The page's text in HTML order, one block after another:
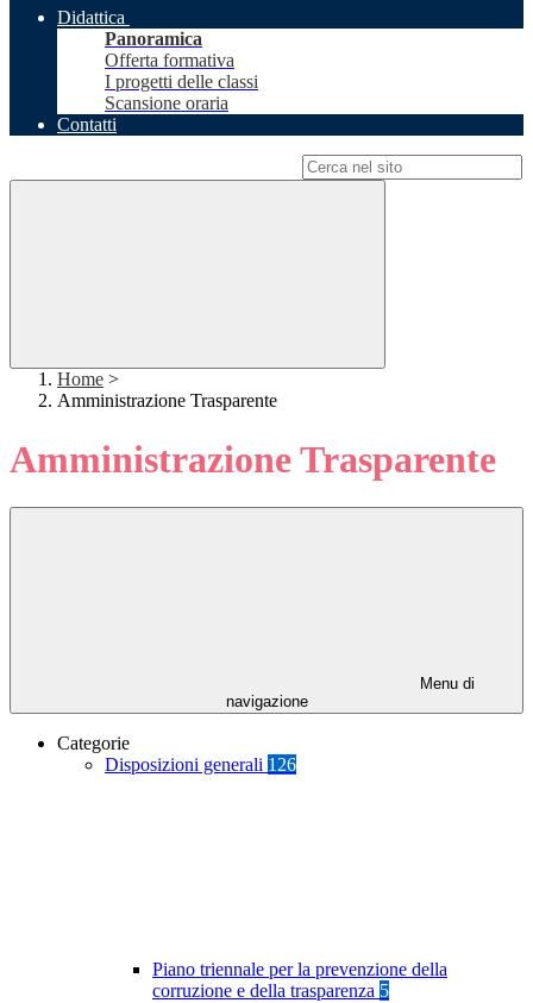
Didattica
Panoramica
Offerta formativa
I progetti delle classi
Scansione oraria
Contatti
Home >
Amministrazione Trasparente
Amministrazione Trasparente
Menu di
navigazione
Categorie
Disposizioni generali 126
Piano triennale per la prevenzione della
corruzione e della trasparenza 5